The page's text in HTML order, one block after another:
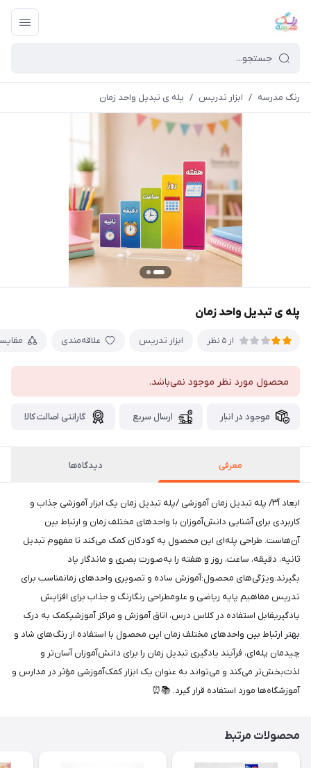
رنگ مدرسه / ابزار تدریس / پله ی تبدیل واحد زمان
پله ی تبدیل واحد زمان
از 5 نظر ابزار تدریس علاقه‌مندی
محصول مورد نظر موجود نمی‌باشد.
موجود در انبار ارسال سریع گارانتی اصالت کالا
معرفی دیدگاه‌ها
ابعاد آ۳/ پله تبدیل زمان آموزشی /پله تبدیل زمان یک ابزار آموزشی جذاب و
کاربردی برای آشنایی دانش‌آموزان با واحدهای مختلف زمان و ارتباط بین
آن‌هاست. طراحی پله‌ای این محصول به کودکان کمک می‌کند تا مفهوم تبدیل
ثانیه، دقیقه، ساعت، روز و هفته را به‌صورت بصری و ماندگار یاد
بگیرند.ویژگی‌های محصول:آموزش ساده و تصویری واحدهای زمانمناسب برای
تدریس مفاهیم پایه ریاضی و علومطراحی رنگارنگ و جذاب برای افزایش
یادگیریقابل استفاده در کلاس درس، اتاق آموزش و مراکز آموزشیکمک به درک
بهتر ارتباط بین واحدهای مختلف زمان این محصول با استفاده از رنگ‌های شاد و
چیدمان پله‌ای، فرآیند یادگیری تبدیل زمان را برای دانش‌آموزان آسان‌تر و
لذت‌بخش‌تر می‌کند و می‌تواند به عنوان یک ابزار کمک‌آموزشی مؤثر در مدارس و
آموزشگاه‌ها مورد استفاده قرار گیرد. 📚⏰
محصولات مرتبط